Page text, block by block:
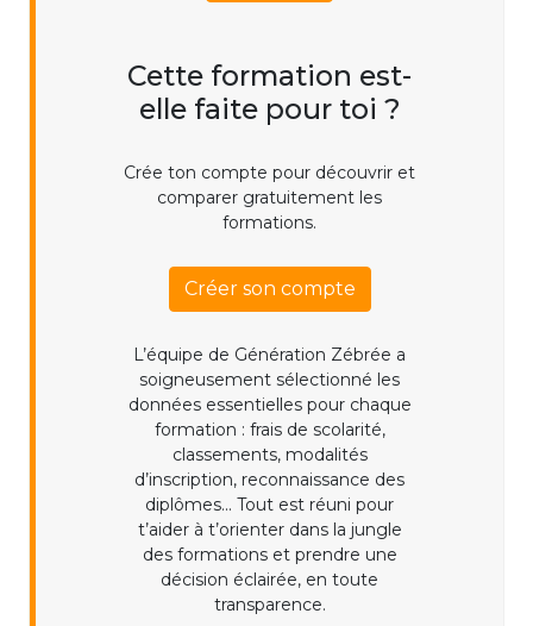
Cette formation est-
elle faite pour toi ?
Crée ton compte pour découvrir et
comparer gratuitement les
formations.
Créer son compte
L’équipe de Génération Zébrée a
soigneusement sélectionné les
données essentielles pour chaque
formation : frais de scolarité,
classements, modalités
d’inscription, reconnaissance des
diplômes... Tout est réuni pour
t’aider à t’orienter dans la jungle
des formations et prendre une
décision éclairée, en toute
transparence.